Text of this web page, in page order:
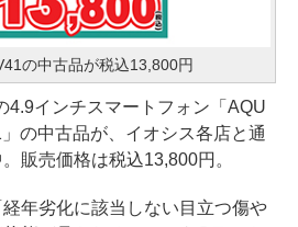
の中古品が税込13,800円
インチスマートフォン「AQU
の中古品が、イオシス各店と通
販売価格は税込13,800円。
年劣化に該当しない目立つ傷や